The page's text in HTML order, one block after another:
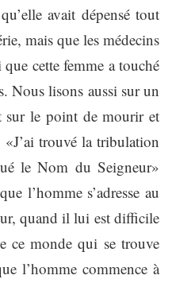
avait dépensé tout
mais que les médecins
cette femme a touché
Nous lisons aussi sur un
sur le point de mourir et
trouvé la tribulation
le Nom du Seigneur»
l’homme s’adresse au
quand il lui est difficile
ce monde qui se trouve
l’homme commence à